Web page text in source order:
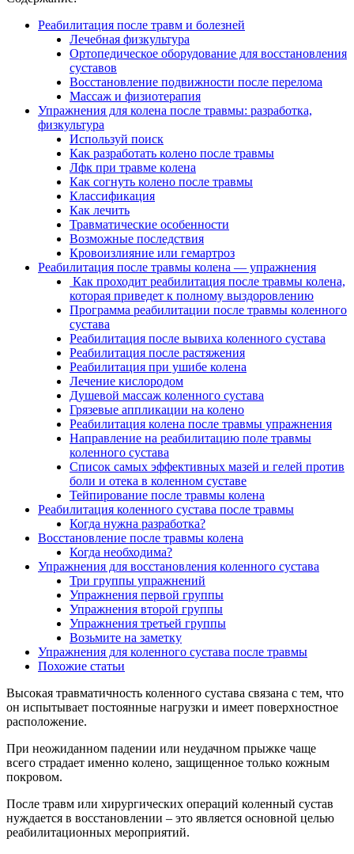
Реабилитация после травм и болезней
Лечебная физкультура
Ортопедическое оборудование для восстановления
суставов
Восстановление подвижности после перелома
Массаж и физиотерапия
Упражнения для колена после травмы: разработка,
физкультура
Используй поиск
Как разработать колено после травмы
Лфк при травме колена
Как согнуть колено после травмы
Классификация
Как лечить
Травматические особенности
Возможные последствия
Кровоизлияние или гемартроз
Реабилитация после травмы колена — упражнения
Как проходит реабилитация после травмы колена,
которая приведет к полному выздоровлению
Программа реабилитации после травмы коленного
сустава
Реабилитация после вывиха коленного сустава
Реабилитация после растяжения
Реабилитация при ушибе колена
Лечение кислородом
Душевой массаж коленного сустава
Грязевые аппликации на колено
Реабилитация колена после травмы упражнения
Направление на реабилитацию поле травмы
коленного сустава
Список самых эффективных мазей и гелей против
боли и отека в коленном суставе
Тейпирование после травмы колена
Реабилитация коленного сустава после травмы
Когда нужна разработка?
Восстановление после травмы колена
Когда необходима?
Упражнения для восстановления коленного сустава
Три группы упражнений
Упражнения первой группы
Упражнения второй группы
Упражнения третьей группы
Возьмите на заметку
Упражнения для коленного сустава после травмы
Похожие статьи
Высокая травматичность коленного сустава связана с тем, что
он испытывает постоянные нагрузки и имеет поверхностное
расположение.
При неожиданном падении или неудачном прыжке чаще
всего страдает именно колено, защищенное только кожным
покровом.
После травм или хирургических операций коленный сустав
нуждается в восстановлении – это является основной целью
реабилитационных мероприятий.